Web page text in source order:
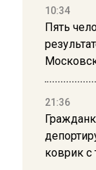
10:34
Пять
21:36
коврик с